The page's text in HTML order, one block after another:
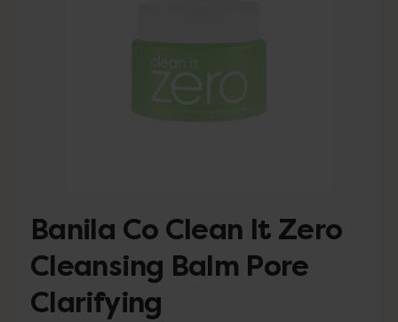
Banila Co Clean It Zero
Cleansing Balm Pore
Clarifying